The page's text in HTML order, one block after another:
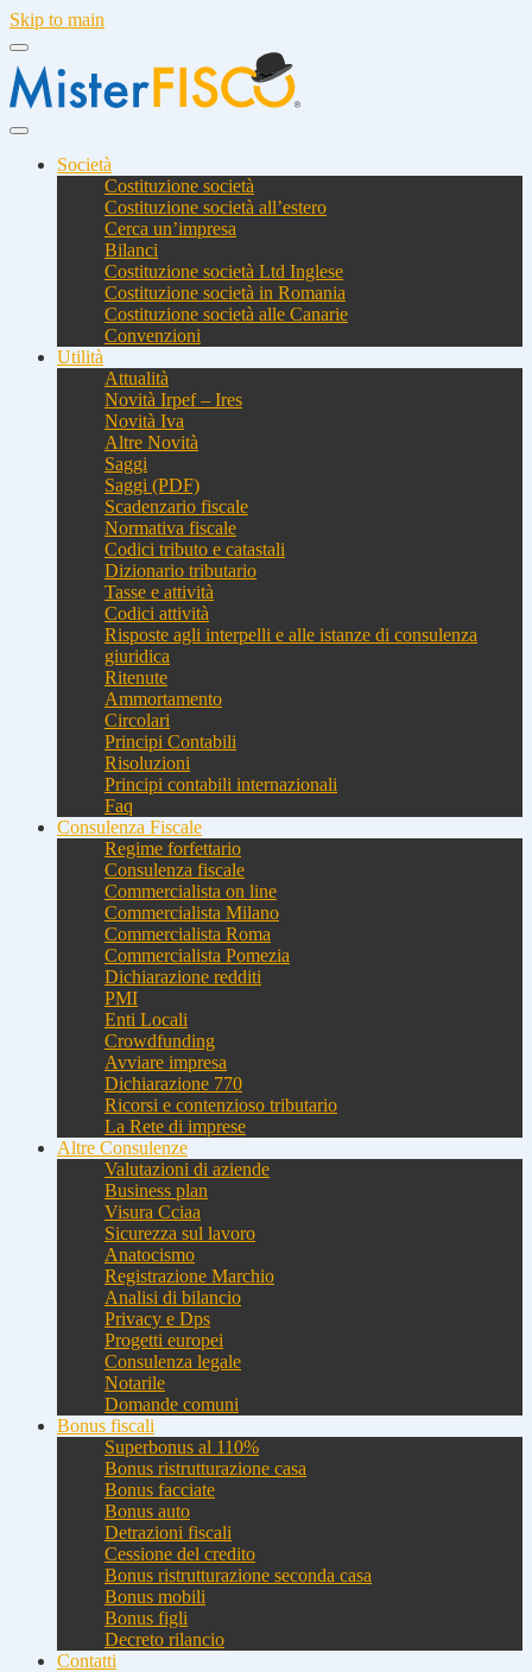
Skip to main
Società
Costituzione società
Costituzione società all’estero
Cerca un’impresa
Bilanci
Costituzione società Ltd Inglese
Costituzione società in Romania
Costituzione società alle Canarie
Convenzioni
Utilità
Attualità
Novità Irpef – Ires
Novità Iva
Altre Novità
Saggi
Saggi (PDF)
Scadenzario fiscale
Normativa fiscale
Codici tributo e catastali
Dizionario tributario
Tasse e attività
Codici attività
Risposte agli interpelli e alle istanze di consulenza
giuridica
Ritenute
Ammortamento
Circolari
Principi Contabili
Risoluzioni
Principi contabili internazionali
Faq
Consulenza Fiscale
Regime forfettario
Consulenza fiscale
Commercialista on line
Commercialista Milano
Commercialista Roma
Commercialista Pomezia
Dichiarazione redditi
PMI
Enti Locali
Crowdfunding
Avviare impresa
Dichiarazione 770
Ricorsi e contenzioso tributario
La Rete di imprese
Altre Consulenze
Valutazioni di aziende
Business plan
Visura Cciaa
Sicurezza sul lavoro
Anatocismo
Registrazione Marchio
Analisi di bilancio
Privacy e Dps
Progetti europei
Consulenza legale
Notarile
Domande comuni
Bonus fiscali
Superbonus al 110%
Bonus ristrutturazione casa
Bonus facciate
Bonus auto
Detrazioni fiscali
Cessione del credito
Bonus ristrutturazione seconda casa
Bonus mobili
Bonus figli
Decreto rilancio
Contatti